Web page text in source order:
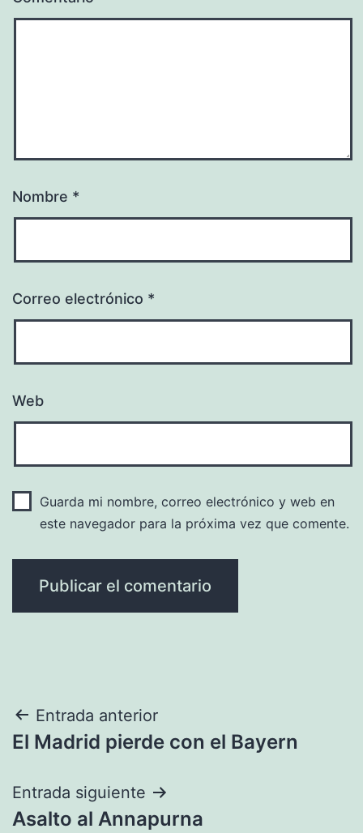
Nombre *
Correo electrónico *
Web
Guarda mi nombre, correo electrónico y web en
este navegador para la próxima vez que comente.
Navegación
de
entradas
Entrada anterior
El Madrid pierde con el Bayern
Entrada siguiente
Asalto al Annapurna